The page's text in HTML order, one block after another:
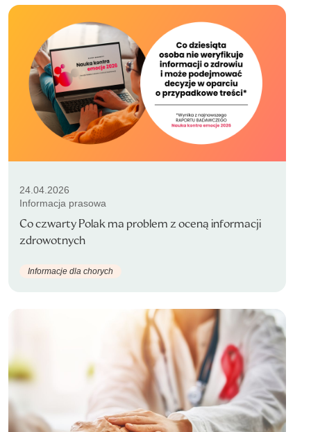
24.04.2026
Informacja prasowa
Co czwarty Polak ma problem z oceną informacji
zdrowotnych
Informacje dla chorych